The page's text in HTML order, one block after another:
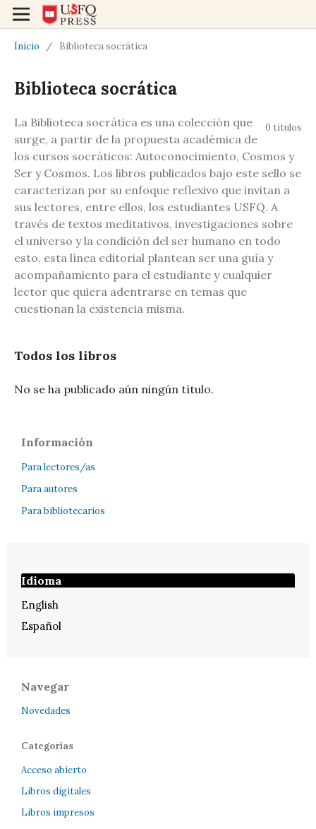
Inicio / Biblioteca socrática
Biblioteca socrática
0 títulos
La Biblioteca socrática es una colección que
surge, a partir de la propuesta académica de
los cursos socráticos: Autoconocimiento, Cosmos y
Ser y Cosmos. Los libros publicados bajo este sello se
caracterizan por su enfoque reflexivo que invitan a
sus lectores, entre ellos, los estudiantes USFQ. A
través de textos meditativos, investigaciones sobre
el universo y la condición del ser humano en todo
esto, esta línea editorial plantean ser una guía y
acompañamiento para el estudiante y cualquier
lector que quiera adentrarse en temas que
cuestionan la existencia misma.
Todos los libros
No se ha publicado aún ningún título.
Información
Para lectores/as
Para autores
Para bibliotecarios
Idioma
English
Español
Navegar
Novedades
Categorías
Acceso abierto
Libros digitales
Libros impresos